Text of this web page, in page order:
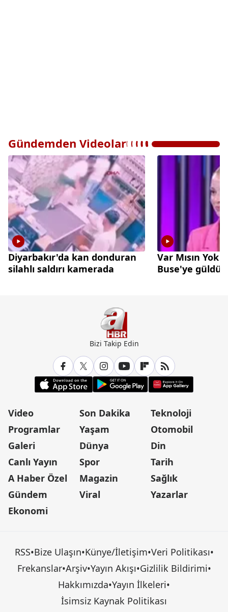
Gündemden Videolar
Diyarbakır'da kan donduran
silahlı saldırı kamerada
Var Mısın Yok
Buse'ye güldü
Bizi Takip Edin
Video
Programlar
Galeri
Canlı Yayın
A Haber Özel
Gündem
Ekonomi
Son Dakika
Yaşam
Dünya
Spor
Magazin
Viral
Teknoloji
Otomobil
Din
Tarih
Sağlık
Yazarlar
RSS•Bize Ulaşın•Künye/İletişim•Veri Politikası•
Frekanslar•Arşiv•Yayın Akışı•Gizlilik Bildirimi•
Hakkımızda•Yayın İlkeleri•
İsimsiz Kaynak Politikası